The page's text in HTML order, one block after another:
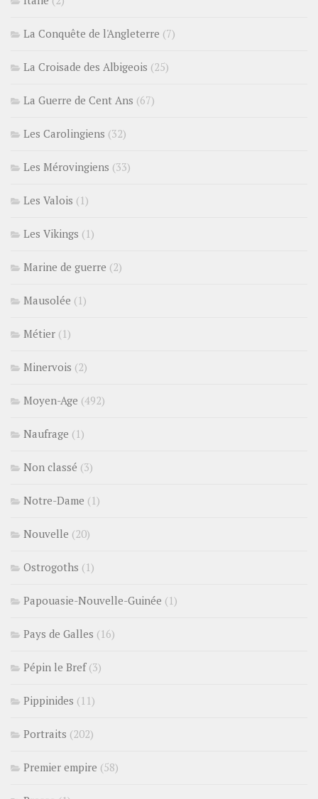
La Conquête de l'Angleterre (7)
La Croisade des Albigeois (25)
La Guerre de Cent Ans (67)
Les Carolingiens (32)
Les Mérovingiens (33)
Les Valois (1)
Les Vikings (1)
Marine de guerre (2)
Mausolée (1)
Métier (1)
Minervois (2)
Moyen-Age (492)
Naufrage (1)
Non classé (3)
Notre-Dame (1)
Nouvelle (20)
Ostrogoths (1)
Papouasie-Nouvelle-Guinée (1)
Pays de Galles (16)
Pépin le Bref(3)
Pippinides (11)
Portraits (202)
Premier empire (58)